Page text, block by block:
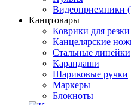
Видеоприемники
Канцтовары
Коврики для резки
Канцелярские
Стальные линейки
Карандаши
Шариковые ручки
Маркеры
Блокноты